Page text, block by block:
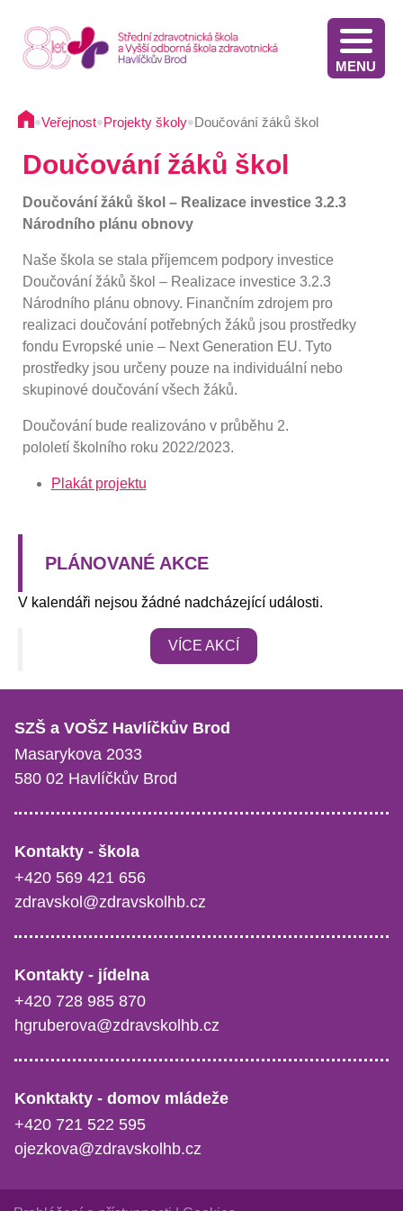
MENU
•Veřejnost•Projekty školy•Doučování žáků škol
Doučování žáků škol
Doučování žáků škol – Realizace investice 3.2.3
Národního plánu obnovy
Naše škola se stala příjemcem podpory investice
Doučování žáků škol – Realizace investice 3.2.3
Národního plánu obnovy. Finančním zdrojem pro
realizaci doučování potřebných žáků jsou prostředky
fondu Evropské unie – Next Generation EU. Tyto
prostředky jsou určeny pouze na individuální nebo
skupinové doučování všech žáků.
Doučování bude realizováno v průběhu 2.
pololetí školního roku 2022/2023.
Plakát projektu
PLÁNOVANÉ AKCE
V kalendáři nejsou žádné nadcházející události.
VÍCE AKCÍ
SZŠ a VOŠZ Havlíčkův Brod
Masarykova 2033
580 02 Havlíčkův Brod
Kontakty - škola
+420 569 421 656
zdravskol@zdravskolhb.cz
Kontakty - jídelna
+420 728 985 870
hgruberova@zdravskolhb.cz
Konktakty - domov mládeže
+420 721 522 595
ojezkova@zdravskolhb.cz